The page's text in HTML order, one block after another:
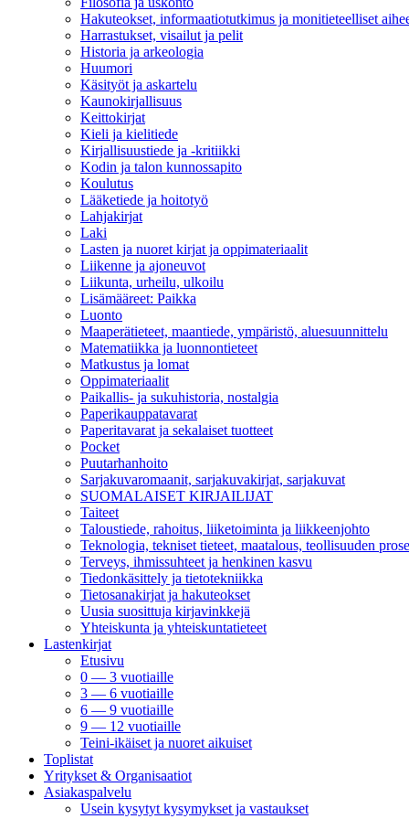
Hakuteokset, informaatiotutkimus ja monitieteelliset
Harrastukset, visailut ja pelit
Historia ja arkeologia
Huumori
Käsityöt ja askartelu
Kaunokirjallisuus
Keittokirjat
Kieli ja kielitiede
Kirjallisuustiede ja -kritiikki
Kodin ja talon kunnossapito
Koulutus
Lääketiede ja hoitotyö
Lahjakirjat
Laki
Lasten ja nuoret kirjat ja oppimateriaalit
Liikenne ja ajoneuvot
Liikunta, urheilu, ulkoilu
Lisämääreet: Paikka
Luonto
Maaperätieteet, maantiede, ympäristö, aluesuunnittelu
Matematiikka ja luonnontieteet
Matkustus ja lomat
Oppimateriaalit
Paikallis- ja sukuhistoria, nostalgia
Paperikauppatavarat
Paperitavarat ja sekalaiset tuotteet
Pocket
Puutarhanhoito
Sarjakuvaromaanit, sarjakuvakirjat, sarjakuvat
SUOMALAISET KIRJAILIJAT
Taiteet
Taloustiede, rahoitus, liiketoiminta ja liikkeenjohto
Teknologia, tekniset tieteet, maatalous, teollisuuden
Terveys, ihmissuhteet ja henkinen kasvu
Tiedonkäsittely ja tietotekniikka
Tietosanakirjat ja hakuteokset
Uusia suosittuja kirjavinkkejä
Yhteiskunta ja yhteiskuntatieteet
Lastenkirjat
Etusivu
0 — 3 vuotiaille
3 — 6 vuotiaille
6 — 9 vuotiaille
9 — 12 vuotiaille
Teini-ikäiset ja nuoret aikuiset
Toplistat
Yritykset & Organisaatiot
Asiakaspalvelu
Usein kysytyt kysymykset ja vastaukset